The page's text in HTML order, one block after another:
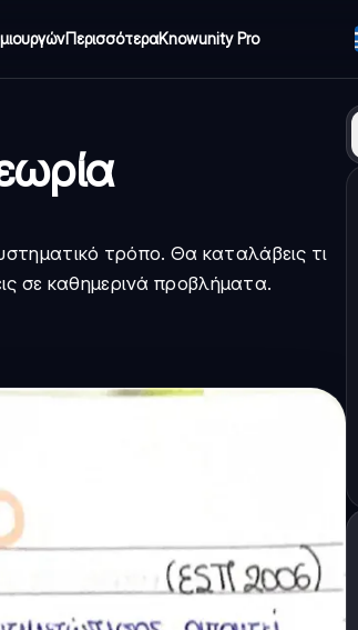
ΠερισσότεραKnowunity Pro
τρόπο. Θα καταλάβεις τι
σε καθημερινά προβλήματα.